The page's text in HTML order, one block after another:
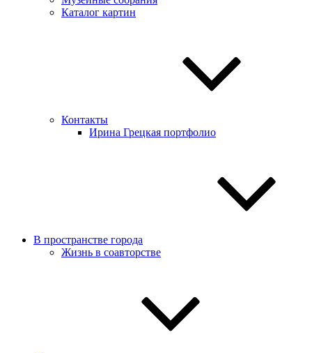
Каталог картин
Контакты
Ирина Грецкая портфолио
В пространстве города
Жизнь в соавторстве